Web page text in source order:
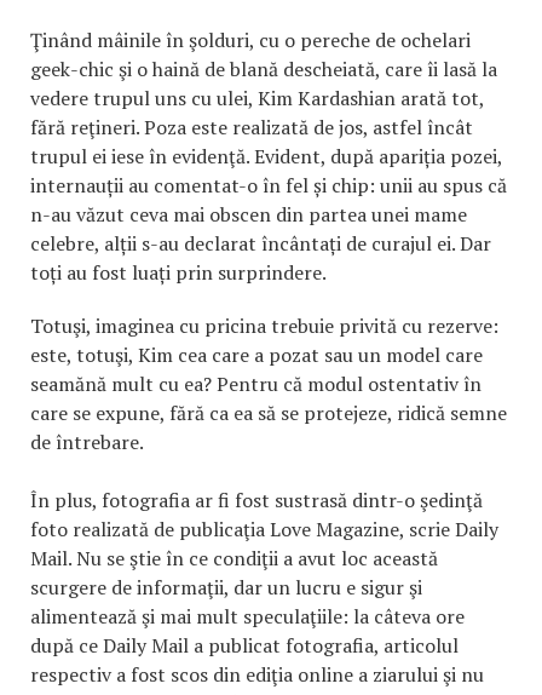
Ţinând mâinile în şolduri, cu o pereche de ochelari
geek-chic şi o haină de blană descheiată, care îi lasă la
vedere trupul uns cu ulei, Kim Kardashian arată tot,
fără reţineri. Poza este realizată de jos, astfel încât
trupul ei iese în evidenţă. Evident, după apariția pozei,
internauții au comentat-o în fel și chip: unii au spus că
n-au văzut ceva mai obscen din partea unei mame
celebre, alții s-au declarat încântați de curajul ei. Dar
toți au fost luați prin surprindere.
Totuşi, imaginea cu pricina trebuie privită cu rezerve:
este, totuşi, Kim cea care a pozat sau un model care
seamănă mult cu ea? Pentru că modul ostentativ în
care se expune, fără ca ea să se protejeze, ridică semne
de întrebare.
În plus, fotografia ar fi fost sustrasă dintr-o şedinţă
foto realizată de publicaţia Love Magazine, scrie Daily
Mail. Nu se ştie în ce condiţii a avut loc această
scurgere de informaţii, dar un lucru e sigur şi
alimentează şi mai mult speculaţiile: la câteva ore
după ce Daily Mail a publicat fotografia, articolul
respectiv a fost scos din ediţia online a ziarului şi nu